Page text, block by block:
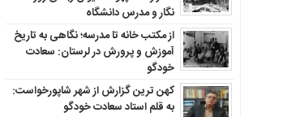
نگار و مدرس دانشگاه
از مکتب خانه تا مدرسه؛ نگاهی به تاریخ
آموزش و پرورش در لرستان: سعادت
خودگو
کهن ترین گزارش از شهر شاپورخواست:
به قلم استاد سعادت خودگو